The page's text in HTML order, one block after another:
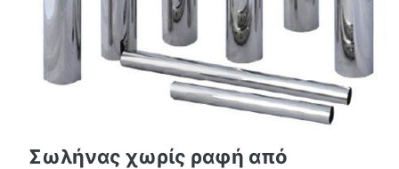
Σωλήνας χωρίς ραφή από